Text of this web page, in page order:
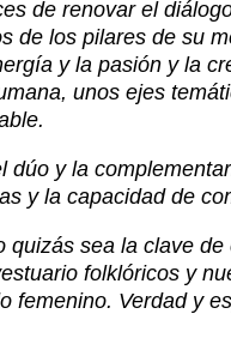
de renovar el
de los pilares de su
y la pasión y la
unos ejes
dúo y la
y la capacidad de
quizás sea la clave
folklóricos y
femenino. Verdad y